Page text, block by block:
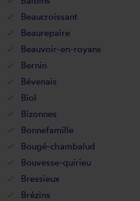
Beaucroissant
Beaurepaire
Beauvoir-en-royans
Bernin
Bévenais
Biol
Bizonnes
Bonnefamille
Bougé-chambalud
Bouvesse-quirieu
Bressieux
Brézins